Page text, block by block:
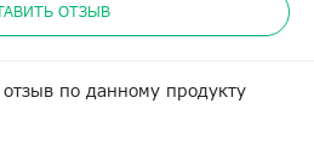
ОТЗЫВ
по данному продукту